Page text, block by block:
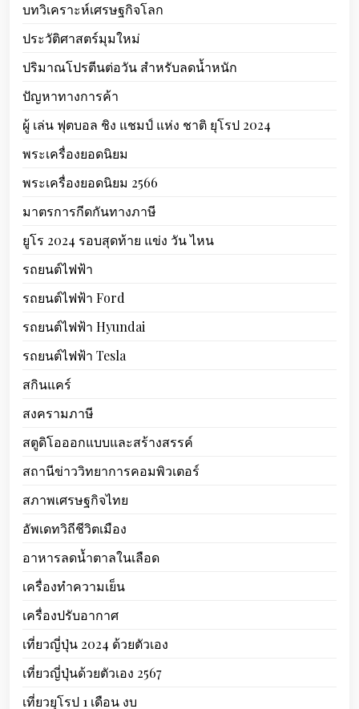
บทวิเคราะห์เศรษฐกิจโลก
ประวัติศาสตร์มุมใหม่
ปริมาณโปรตีนต่อวัน สำหรับลดน้ำหนัก
ปัญหาทางการค้า
ผู้ เล่น ฟุตบอล ชิง แชมป์ แห่ง ชาติ ยุโรป 2024
พระเครื่องยอดนิยม
พระเครื่องยอดนิยม 2566
มาตรการกีดกันทางภาษี
ยูโร 2024 รอบสุดท้าย แข่ง วัน ไหน
รถยนต์ไฟฟ้า
รถยนต์ไฟฟ้า Ford
รถยนต์ไฟฟ้า Hyundai
รถยนต์ไฟฟ้า Tesla
สกินแคร์
สงครามภาษี
สตูดิโอออกแบบและสร้างสรรค์
สถานีข่าววิทยาการคอมพิวเตอร์
สภาพเศรษฐกิจไทย
อัพเดทวิถีชีวิตเมือง
อาหารลดน้ำตาลในเลือด
เครื่องทำความเย็น
เครื่องปรับอากาศ
เที่ยวญี่ปุ่น 2024 ด้วยตัวเอง
เที่ยวญี่ปุ่นด้วยตัวเอง 2567
เที่ยวยุโรป 1 เดือน งบ